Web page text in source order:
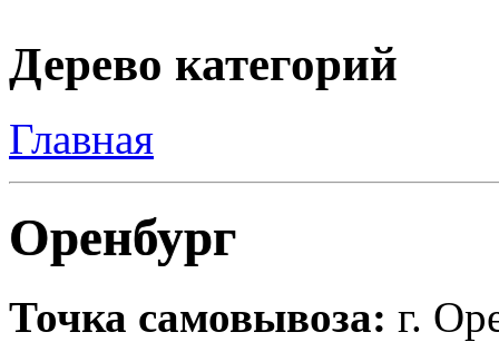
Дерево категорий
Главная
Оренбург
Точка самовывоза: г.